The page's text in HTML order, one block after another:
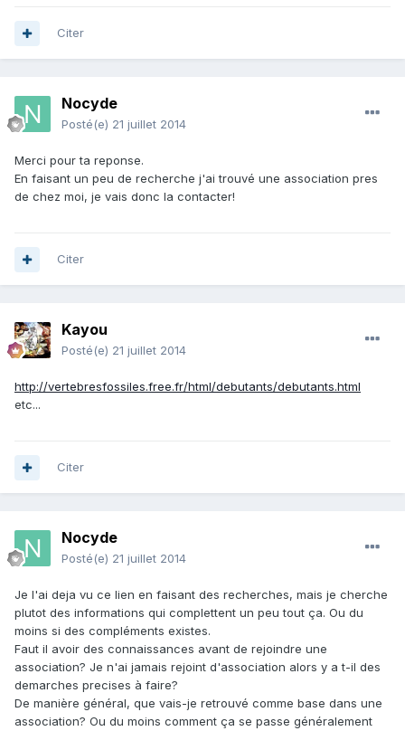
Citer
Nocyde
Posté(e) 21 juillet 2014
Merci pour ta reponse.
En faisant un peu de recherche j'ai trouvé une association pres
de chez moi, je vais donc la contacter!
Citer
Kayou
Posté(e) 21 juillet 2014
http://vertebresfossiles.free.fr/html/debutants/debutants.html
etc...
Citer
Nocyde
Posté(e) 21 juillet 2014
Je l'ai deja vu ce lien en faisant des recherches, mais je cherche
plutot des informations qui complettent un peu tout ça. Ou du
moins si des compléments existes.
Faut il avoir des connaissances avant de rejoindre une
association? Je n'ai jamais rejoint d'association alors y a t-il des
demarches precises à faire?
De manière général, que vais-je retrouvé comme base dans une
association? Ou du moins comment ça se passe généralement